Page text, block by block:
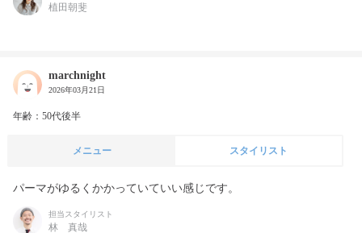
植田朝斐
marchnight
2026年03月21日
年齢：50代後半
メニュー スタイリスト
パーマがゆるくかかっていていい感じです。
担当スタイリスト
林 真哉